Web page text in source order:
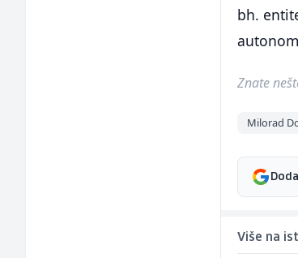
bh.
Znate
Milorad
Više na